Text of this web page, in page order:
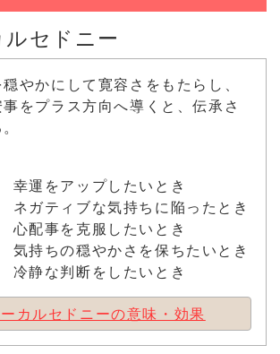
セドニー
やかにして寛容さをもたらし、
をプラス方向へ導くと、伝承さ
幸運をアップしたいとき
ネガティブな気持ちに陥ったとき
心配事を克服したいとき
気持ちの穏やかさを保ちたいとき
冷静な判断をしたいとき
カルセドニーの意味・効果